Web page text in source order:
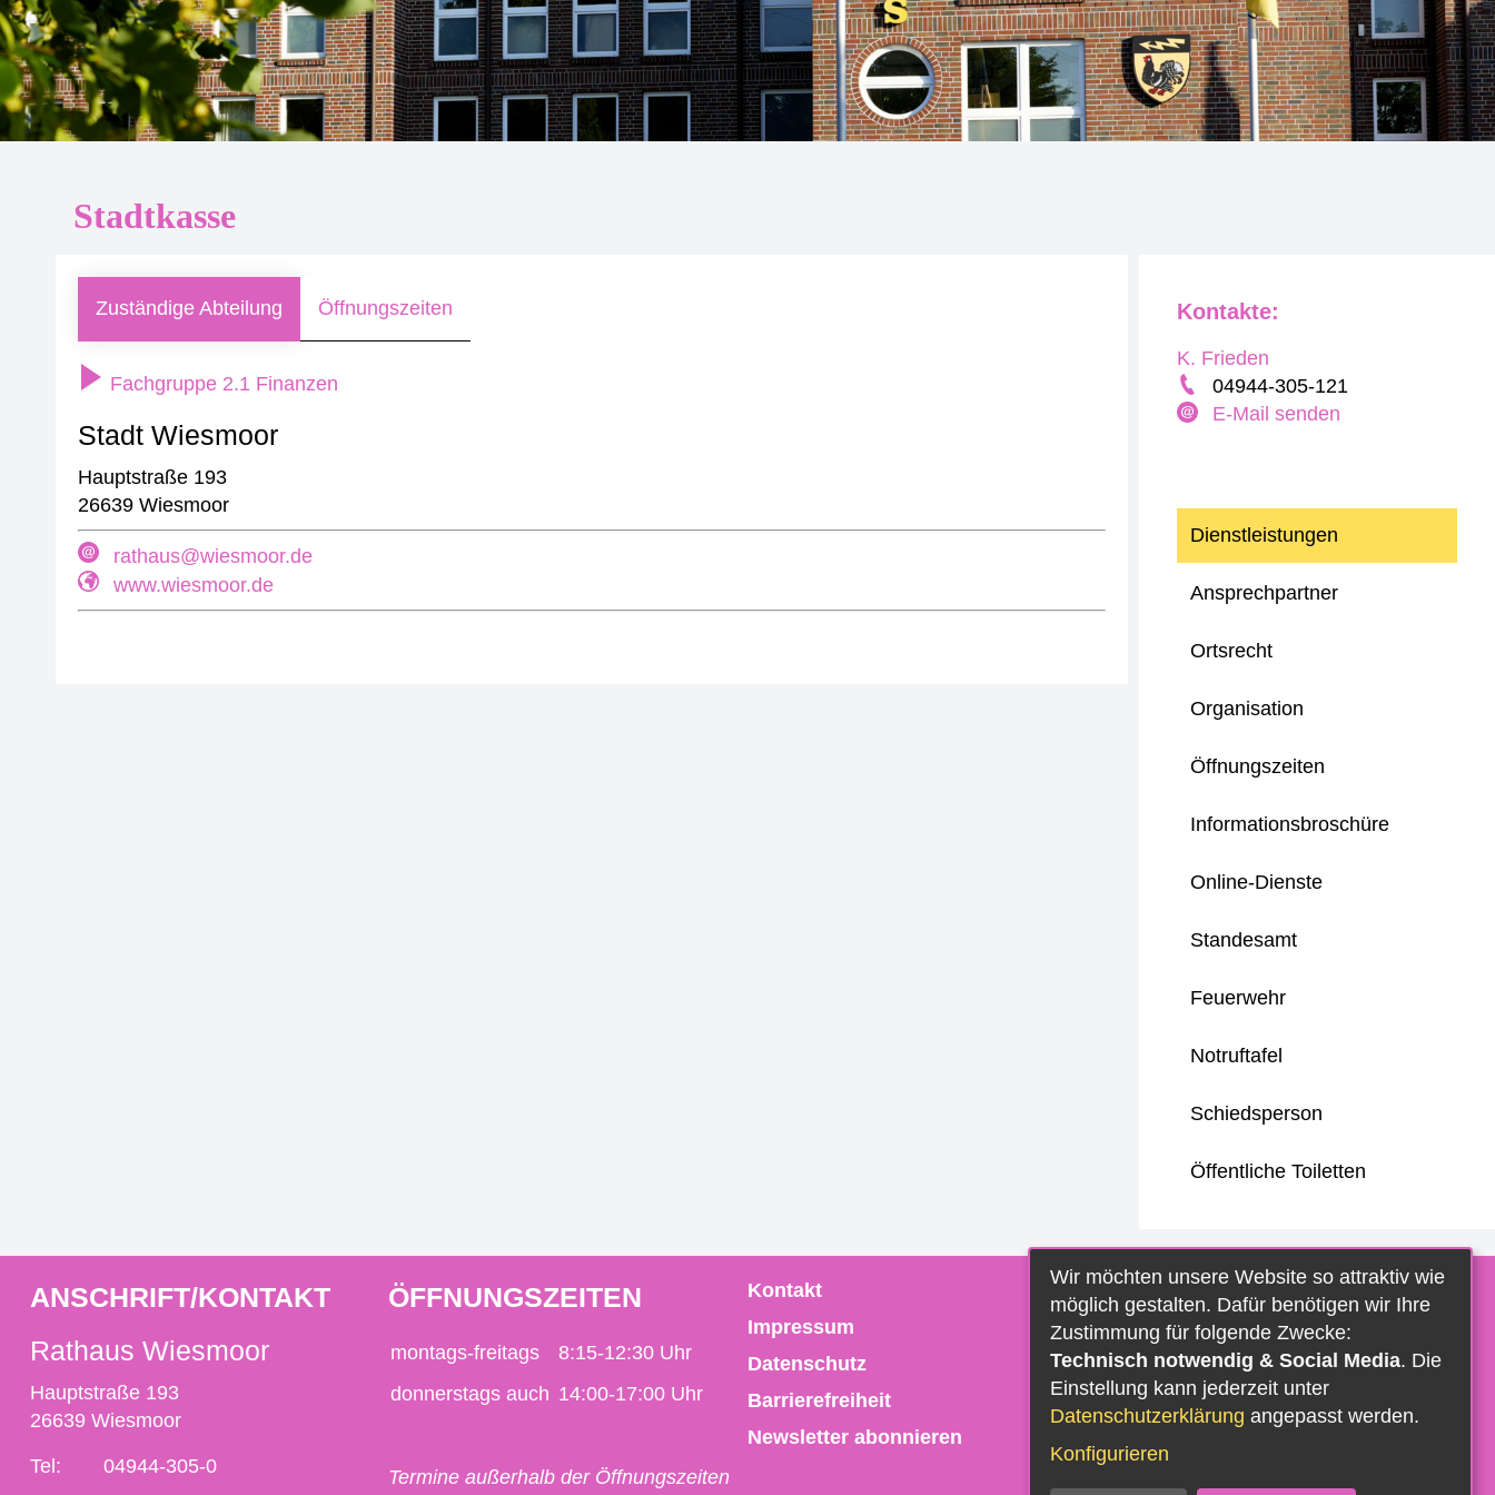
Stadtkasse
Zuständige Abteilung Öffnungszeiten
Fachgruppe 2.1 Finanzen
Stadt Wiesmoor
Hauptstraße 193
26639 Wiesmoor
rathaus@wiesmoor.de
www.wiesmoor.de
Dienstleistungen
Ansprechpartner
Ortsrecht
Organisation
Öffnungszeiten
Informationsbroschüre
Online-Dienste
Standesamt
Feuerwehr
Notruftafel
Schiedsperson
Öffentliche Toiletten
Kontakte:
K. Frieden
04944-305-121
E-Mail senden
ANSCHRIFT/KONTAKT
Rathaus Wiesmoor
Hauptstraße 193
26639 Wiesmoor
Tel: 04944-305-0
ÖFFNUNGSZEITEN
montags-freitags
8:15-12:30 Uhr
donnerstags auch 14:00-17:00 Uhr
Termine außerhalb der Öffnungszeiten
Kontakt
Impressum
Datenschutz
Barrierefreiheit
Newsletter abonnieren
Wir möchten unsere Website so attraktiv wie
möglich gestalten. Dafür benötigen wir Ihre
Zustimmung für folgende Zwecke:
Technisch notwendig & Social Media. Die
Einstellung kann jederzeit unter
Datenschutzerklärung angepasst werden.
Konfigurieren